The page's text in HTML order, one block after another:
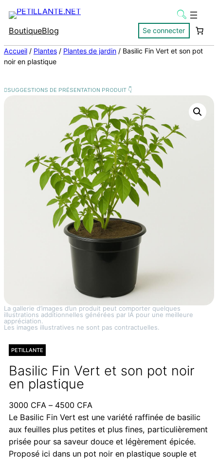
BoutiqueBlog Se connecter
Accueil / Plantes / Plantes de jardin / Basilic Fin Vert et son pot
noir en plastique
La gallerie d’images d’un produit peut comporter quelques
illustrations additionnelles générées par IA pour une meilleure
appréciation.
Les images illustratives ne sont pas contractuelles.
PETILLANTE
Basilic Fin Vert et son pot noir
en plastique
3000 CFA – 4500 CFA
Plage
de
prix :
3000 CFA
à
Le Basilic Fin Vert est une variété raffinée de basilic
aux feuilles plus petites et plus fines, particulièrement
prisée pour sa saveur douce et légèrement épicée.
Proposé ici dans un pot noir en plastique souple et